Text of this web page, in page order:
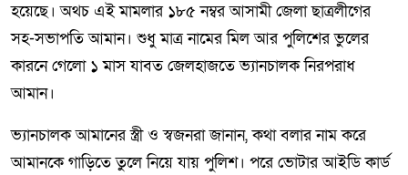
হয়েছে। অথচ এই মামলার ১৮৫ নম্বর আসামী জেলা ছাত্রলীগের
সহ-সভাপতি আমান। শুধু মাত্র নামের মিল আর পুলিশের ভুলের
কারনে গেলো ১ মাস যাবত জেলহাজতে ভ্যানচালক নিরপরাধ
আমান।
ভ্যানচালক আমানের স্ত্রী ও স্বজনরা জানান, কথা বলার নাম করে
আমানকে গাড়িতে তুলে নিয়ে যায় পুলিশ। পরে ভোটার আইডি কার্ড